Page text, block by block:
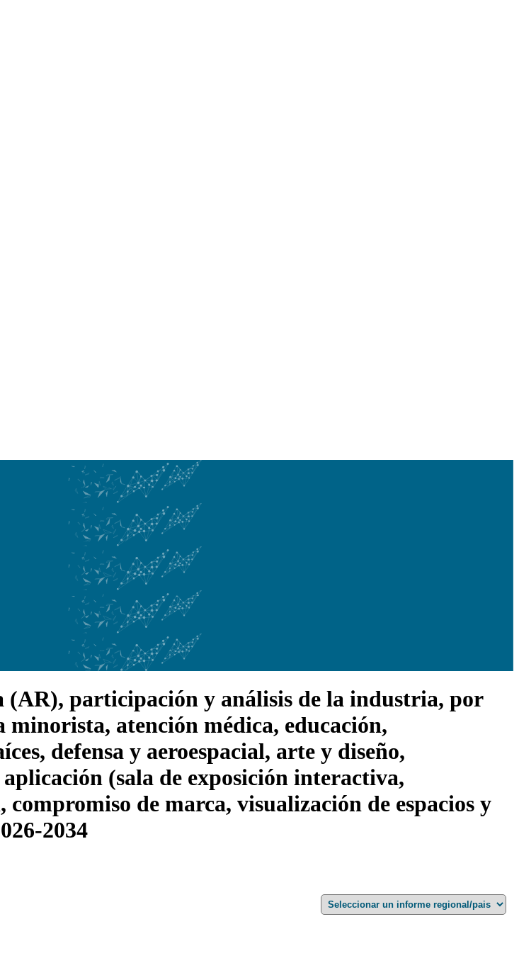
(AR), participación y análisis de la industria, por
atención médica, educación,
defensa y aeroespacial, arte y diseño,
(sala de exposición interactiva,
de marca, visualización de espacios y
2034